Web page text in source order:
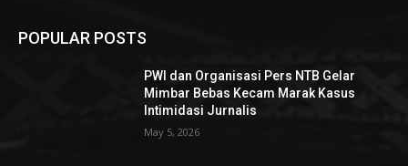
POPULAR POSTS
PWI dan Organisasi Pers NTB Gelar
Mimbar Bebas Kecam Marak Kasus
Intimidasi Jurnalis
May 5, 2026